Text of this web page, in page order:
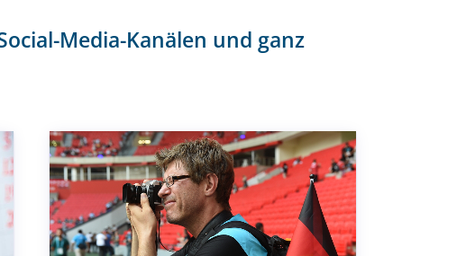
Media-Kanälen und ganz